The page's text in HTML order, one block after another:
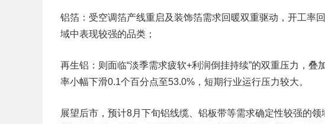
铝箔：受空调箔产线重启及装饰箔需求回暖双重驱动，开工率
域中表现较强的品类；​
再生铝：则面临“淡季需求疲软+利润倒挂持续”的双重压力，
率小幅下滑0.1个百分点至53.0%，短期行业运行压力较大。​
展望后市，预计8月下旬铝线缆、铝板带等需求确定性较强的领